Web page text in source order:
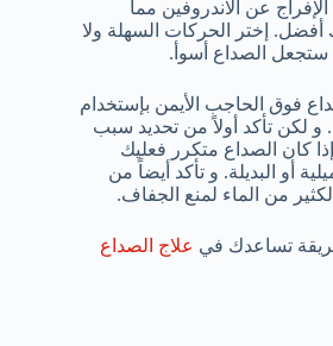
عن الاندروفين مما
أفضل. إختر الحركات السهلة ولا
ستجعل الصداع أسوأ.
فوق الحاجب الأيمن بإستخدام
و لكن تأكد أولاً من تحديد سبب
إذا كان الصداع متكرر فعليك
أو البديلة. و تأكد أيضاً من
من الماء لمنع الجفاف.
علاج الصداع